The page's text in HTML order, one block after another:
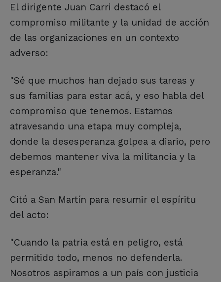
El dirigente Juan Carri destacó el
compromiso militante y la unidad de acción
de las organizaciones en un contexto
adverso:
"Sé que muchos han dejado sus tareas y
sus familias para estar acá, y eso habla del
compromiso que tenemos. Estamos
atravesando una etapa muy compleja,
donde la desesperanza golpea a diario, pero
debemos mantener viva la militancia y la
esperanza."
Citó a San Martín para resumir el espíritu
del acto:
"Cuando la patria está en peligro, está
permitido todo, menos no defenderla.
Nosotros aspiramos a un país con justicia